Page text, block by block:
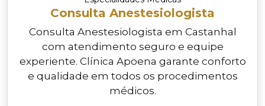
Consulta Anestesiologista
Consulta Anestesiologista em Castanhal
com atendimento seguro e equipe
experiente. Clínica Apoena garante conforto
e qualidade em todos os procedimentos
médicos.